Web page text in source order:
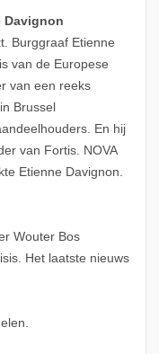
Davignon
Burggraaf Etienne
van de Europese
van een reeks
Brussel
En hij
van Fortis. NOVA
Etienne Davignon.
Wouter Bos
Het laatste nieuws